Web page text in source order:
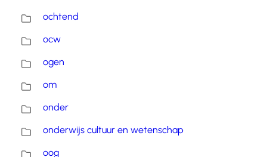
ochtend
ocw
ogen
om
onder
onderwijs cultuur en wetenschap
oog